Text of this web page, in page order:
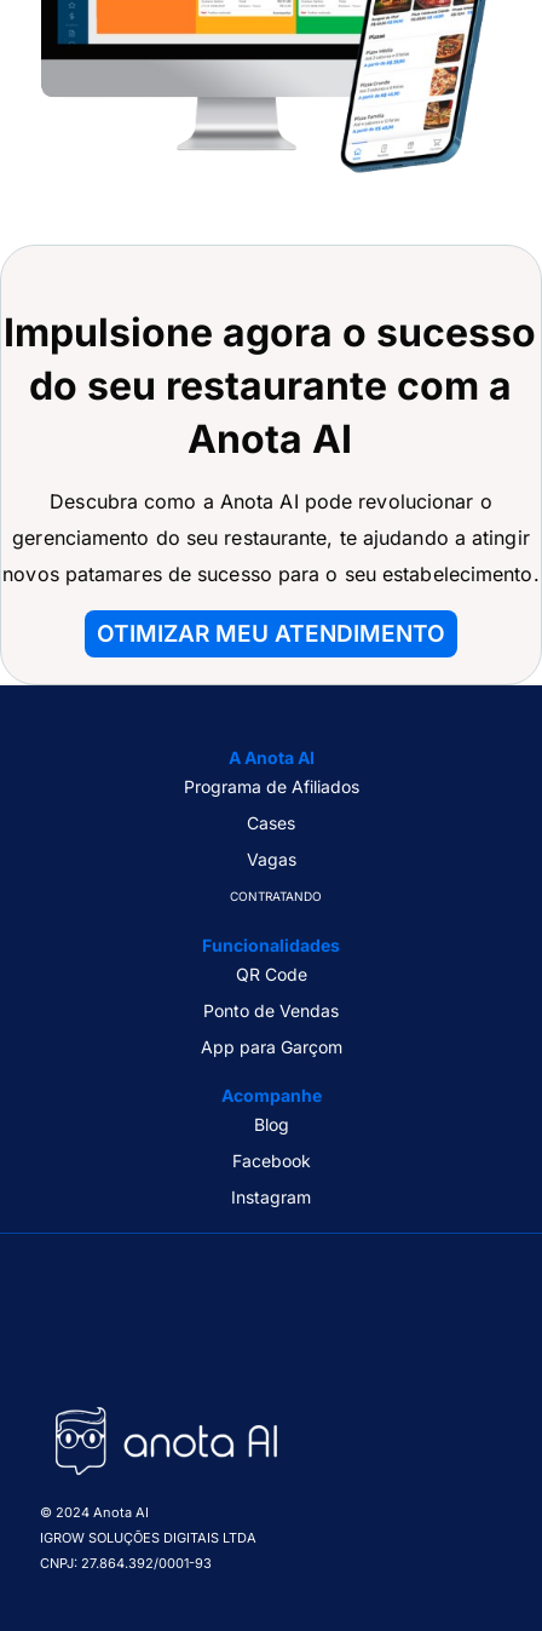
Impulsione agora o sucesso
do seu restaurante com a
Anota AI
Descubra como a Anota AI pode revolucionar o
gerenciamento do seu restaurante, te ajudando a atingir
novos patamares de sucesso para o seu estabelecimento.
OTIMIZAR MEU ATENDIMENTO
A Anota AI
Programa de Afiliados
Cases
Vagas
CONTRATANDO
Funcionalidades
QR Code
Ponto de Vendas
App para Garçom
Acompanhe
Blog
Facebook
Instagram
© 2024 Anota AI
IGROW SOLUÇÕES DIGITAIS LTDA
CNPJ: 27.864.392/0001-93